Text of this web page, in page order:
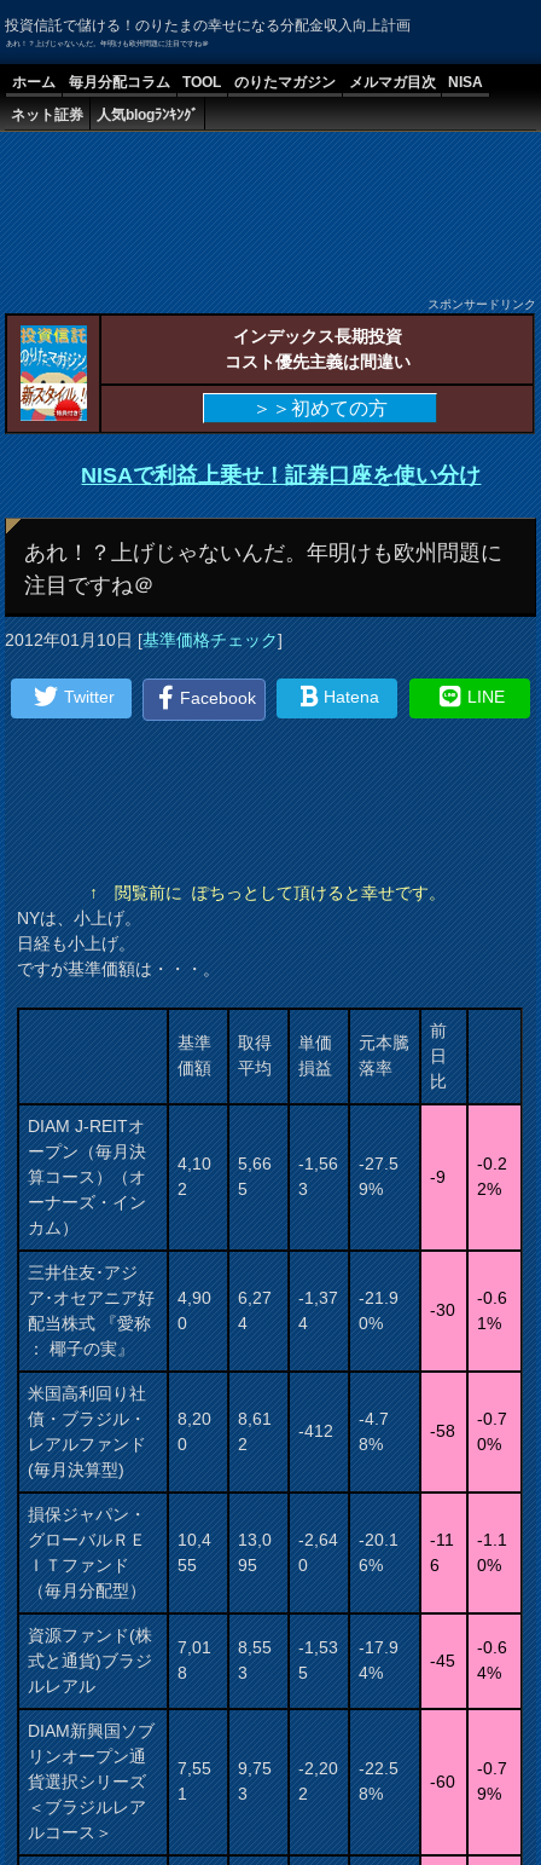
投資信託で儲ける！のりたまの幸せになる分配金収入向上計画
あれ！？上げじゃないんだ。年明けも欧州問題に注目ですね＠
ホーム 毎月分配コラム TOOL のりたマガジン メルマガ目次
NISA
ネット証券
人気blogﾗﾝｷﾝｸﾞ
スポンサードリンク
インデックス長期投資
コスト優先主義は間違い
＞＞初めての方
NISAで利益上乗せ！証券口座を使い分け
あれ！？上げじゃないんだ。年明けも欧州問題に
注目ですね＠
2012年01月10日[基準価格チェック]
Twitter Facebook Hatena LINE
↑ 閲覧前に ぽちっとして頂けると幸せです。
NYは、小上げ。
日経も小上げ。
ですが基準価額は・・・。
基準
価額
取得
平均
単価
損益
元本騰
落率
前
日
比
DIAM J-REITオ
ープン（毎月決
算コース）（オ
ーナーズ・イン
カム）
4,10
2
5,66
5
-1,56
3
-27.5
9%
-9
-0.2
2%
三井住友･アジ
ア･オセアニア好
配当株式 『愛称
： 椰子の実』
4,90
0
6,27
4
-1,37
4
-21.9
0%
-30
-0.6
1%
米国高利回り社
債・ブラジル・
レアルファンド
(毎月決算型)
8,20
0
8,61
2
-412
-4.7
8%
-58
-0.7
0%
損保ジャパン・
グローバルＲＥ
ＩＴファンド
（毎月分配型）
10,4
55
13,0
95
-2,64
0
-20.1
6%
-11
6
-1.1
0%
資源ファンド(株
式と通貨)ブラジ
ルレアル
7,01
8
8,55
3
-1,53
5
-17.9
4%
-45
-0.6
4%
DIAM新興国ソブ
リンオープン通
貨選択シリーズ
＜ブラジルレア
ルコース＞
7,55
1
9,75
3
-2,20
2
-22.5
8%
-60
-0.7
9%